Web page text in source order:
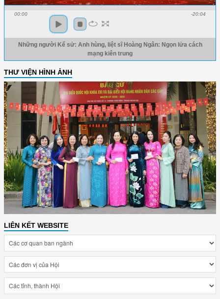
00:00 -20:04
Những người Kể sử: Anh hùng, liệt sĩ Hoàng Ngân: Ngọn lửa cách
mạng kiên trung
THƯ VIỆN HÌNH ẢNH
LIÊN KẾT WEBSITE